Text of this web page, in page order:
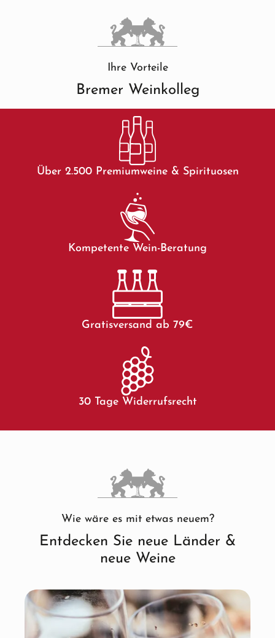
Ihre Vorteile
Bremer Weinkolleg
Über 2.500 Premiumweine & Spirituosen
Kompetente Wein-Beratung
Gratisversand ab 79€
30 Tage Widerrufsrecht
Wie wäre es mit etwas neuem?
Entdecken Sie neue Länder &
neue Weine